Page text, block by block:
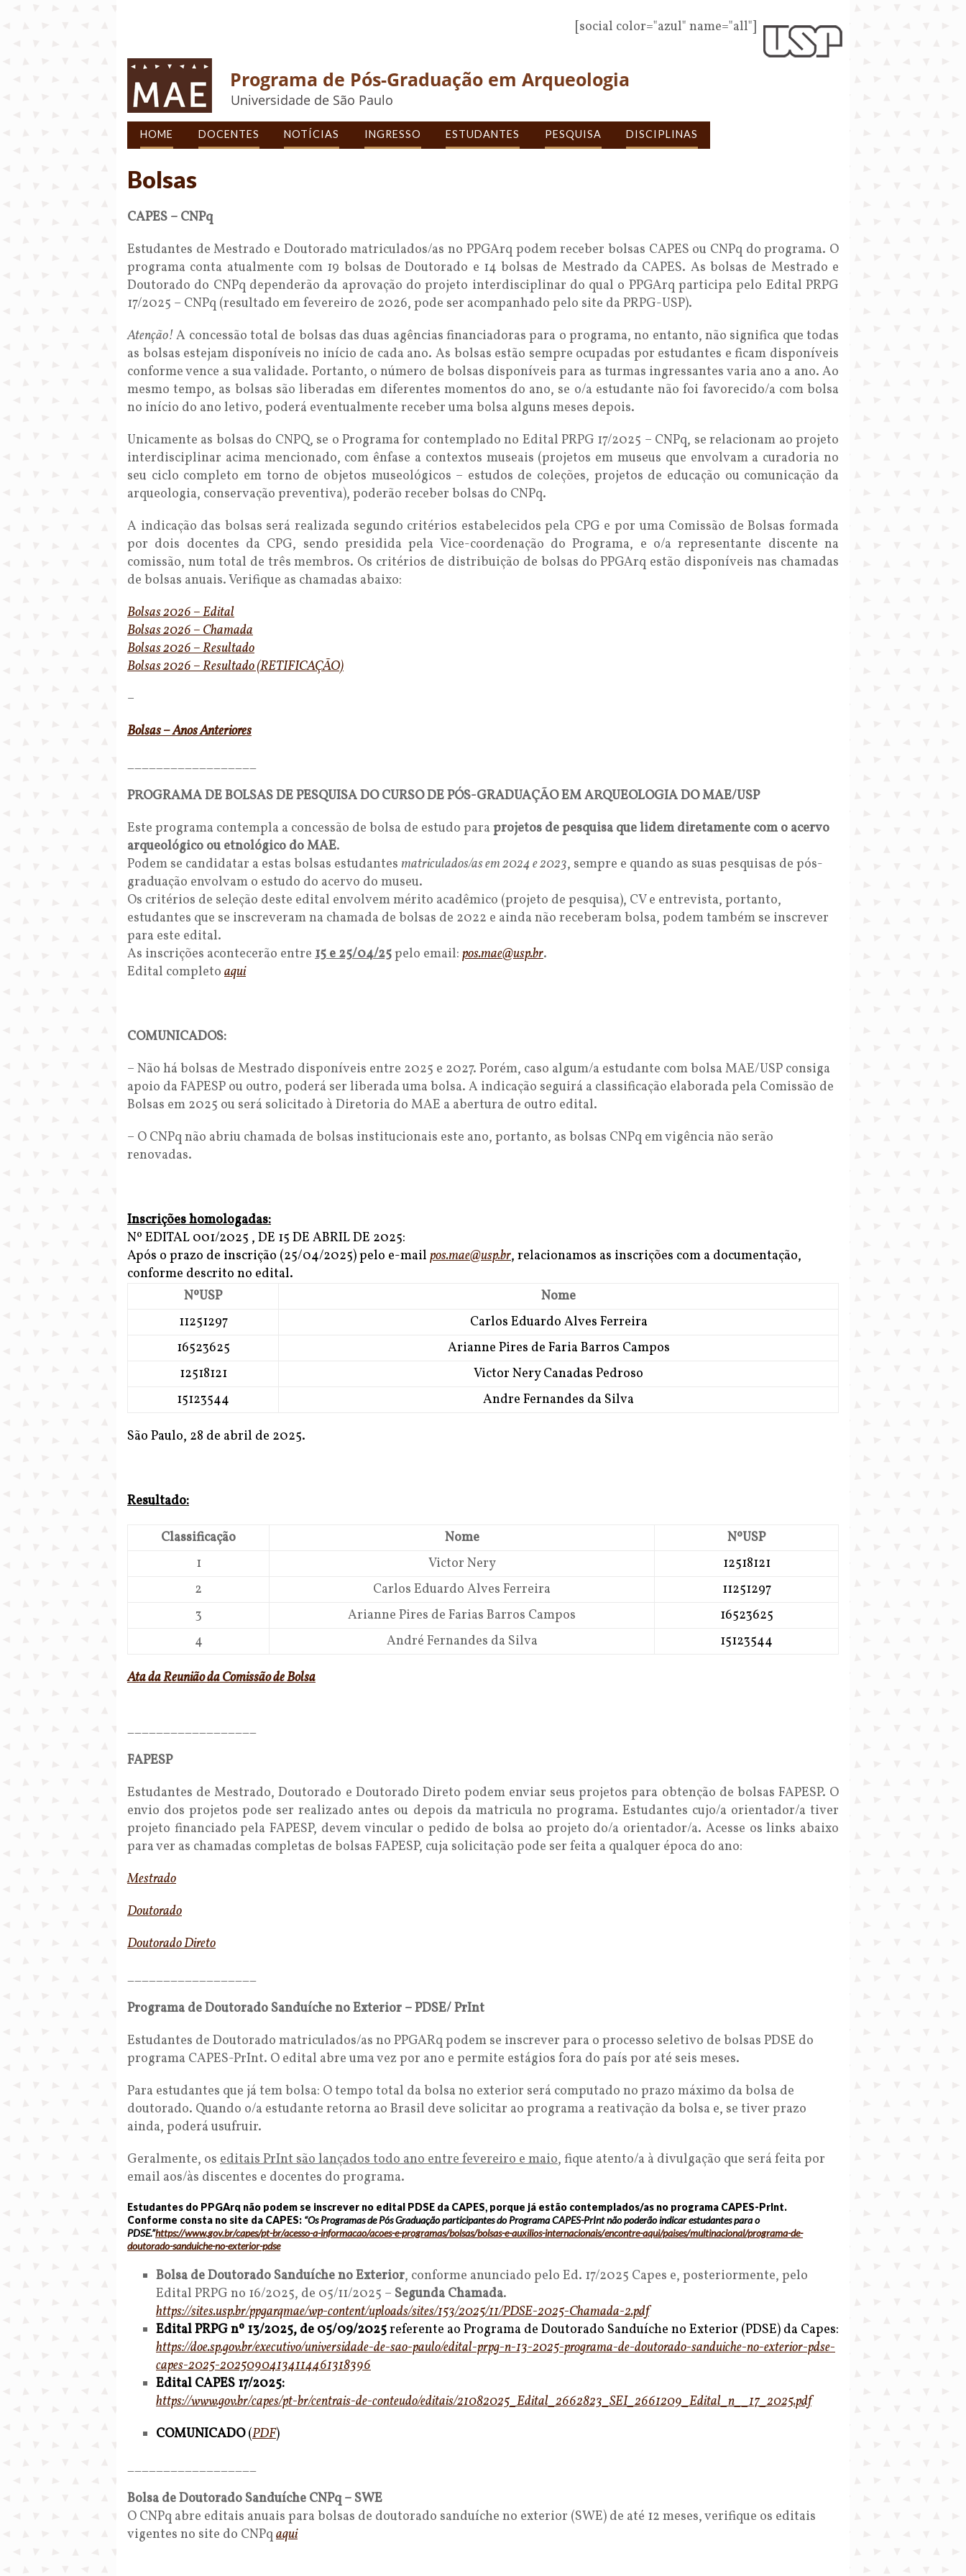
[social color="azul" name="all"]
Programa de Pós-Graduação em Arqueologia
Universidade de São Paulo
HOME DOCENTES NOTÍCIAS INGRESSO ESTUDANTES PESQUISA DISCIPLINAS
Bolsas
CAPES – CNPq
Estudantes de Mestrado e Doutorado matriculados/as no PPGArq podem receber bolsas CAPES ou CNPq do programa. O
programa conta atualmente com 19 bolsas de Doutorado e 14 bolsas de Mestrado da CAPES. As bolsas de Mestrado e
Doutorado do CNPq dependerão da aprovação do projeto interdisciplinar do qual o PPGArq participa pelo Edital PRPG
17/2025 – CNPq (resultado em fevereiro de 2026, pode ser acompanhado pelo site da PRPG-USP).
Atenção!A concessão total de bolsas das duas agências financiadoras para o programa, no entanto, não significa que todas
as bolsas estejam disponíveis no início de cada ano. As bolsas estão sempre ocupadas por estudantes e ficam disponíveis
conforme vence a sua validade. Portanto, o número de bolsas disponíveis para as turmas ingressantes varia ano a ano. Ao
mesmo tempo, as bolsas são liberadas em diferentes momentos do ano, se o/a estudante não foi favorecido/a com bolsa
no início do ano letivo, poderá eventualmente receber uma bolsa alguns meses depois.
Unicamente as bolsas do CNPQ, se o Programa for contemplado no Edital PRPG 17/2025 – CNPq, se relacionam ao projeto
interdisciplinar acima mencionado, com ênfase a contextos museais (projetos em museus que envolvam a curadoria no
seu ciclo completo em torno de objetos museológicos – estudos de coleções, projetos de educação ou comunicação da
arqueologia, conservação preventiva), poderão receber bolsas do CNPq.
A indicação das bolsas será realizada segundo critérios estabelecidos pela CPG e por uma Comissão de Bolsas formada
por dois docentes da CPG, sendo presidida pela Vice-coordenação do Programa, e o/a representante discente na
comissão, num total de três membros. Os critérios de distribuição de bolsas do PPGArq estão disponíveis nas chamadas
de bolsas anuais. Verifique as chamadas abaixo:
Bolsas 2026 – Edital
Bolsas 2026 – Chamada
Bolsas 2026 – Resultado
Bolsas 2026 – Resultado (RETIFICAÇÃO)
–
Bolsas – Anos Anteriores
__________________
PROGRAMA DE BOLSAS DE PESQUISA DO CURSO DE PÓS-GRADUAÇÃO EM ARQUEOLOGIA DO MAE/USP
Este programa contempla a concessão de bolsa de estudo para projetos de pesquisa que lidem diretamente com o acervo
arqueológico ou etnológico do MAE.
Podem se candidatar a estas bolsas estudantes matriculados/as em 2024 e 2023, sempre e quando as suas pesquisas de pós-
graduação envolvam o estudo do acervo do museu.
Os critérios de seleção deste edital envolvem mérito acadêmico (projeto de pesquisa), CV e entrevista, portanto,
estudantes que se inscreveram na chamada de bolsas de 2022 e ainda não receberam bolsa, podem também se inscrever
para este edital.
As inscrições acontecerão entre 15 e 25/04/25pelo email: pos.mae@usp.br.
Edital completo aqui
COMUNICADOS:
– Não há bolsas de Mestrado disponíveis entre 2025 e 2027. Porém, caso algum/a estudante com bolsa MAE/USP consiga
apoio da FAPESP ou outro, poderá ser liberada uma bolsa. A indicação seguirá a classificação elaborada pela Comissão de
Bolsas em 2025 ou será solicitado à Diretoria do MAE a abertura de outro edital.
– O CNPq não abriu chamada de bolsas institucionais este ano, portanto, as bolsas CNPq em vigência não serão
renovadas.
Inscrições homologadas:
Nº EDITAL 001/2025 , DE 15 DE ABRIL DE 2025:
Após o prazo de inscrição (25/04/2025) pelo e-mail pos.mae@usp.br, relacionamos as inscrições com a documentação,
conforme descrito no edital.
NºUSP
Nome
11251297
Carlos Eduardo Alves Ferreira
16523625
Arianne Pires de Faria Barros Campos
12518121
Victor Nery Canadas Pedroso
15123544
Andre Fernandes da Silva
São Paulo, 28 de abril de 2025.
Resultado:
Classificação Nome
NºUSP
1
Victor Nery
12518121
2
Carlos Eduardo Alves Ferreira
11251297
3
Arianne Pires de Farias Barros Campos
16523625
4
André Fernandes da Silva 15123544
Ata da Reunião da Comissão de Bolsa
__________________
FAPESP
Estudantes de Mestrado, Doutorado e Doutorado Direto podem enviar seus projetos para obtenção de bolsas FAPESP. O
envio dos projetos pode ser realizado antes ou depois da matricula no programa. Estudantes cujo/a orientador/a tiver
projeto financiado pela FAPESP, devem vincular o pedido de bolsa ao projeto do/a orientador/a. Acesse os links abaixo
para ver as chamadas completas de bolsas FAPESP, cuja solicitação pode ser feita a qualquer época do ano:
Mestrado
Doutorado
Doutorado Direto
__________________
Programa de Doutorado Sanduíche no Exterior – PDSE/ PrInt
Estudantes de Doutorado matriculados/as no PPGARq podem se inscrever para o processo seletivo de bolsas PDSE do
programa CAPES-PrInt. O edital abre uma vez por ano e permite estágios fora do país por até seis meses.
Para estudantes que já tem bolsa: O tempo total da bolsa no exterior será computado no prazo máximo da bolsa de
doutorado. Quando o/a estudante retorna ao Brasil deve solicitar ao programa a reativação da bolsa e, se tiver prazo
ainda, poderá usufruir.
Geralmente, os editais PrInt são lançados todo ano entre fevereiro e maio, fique atento/a à divulgação que será feita por
email aos/às discentes e docentes do programa.
Estudantes do PPGArq não podem se inscrever no edital PDSE da CAPES, porque já estão contemplados/as no programa CAPES-PrInt.
Conforme consta no site da CAPES: “Os Programas de Pós Graduação participantes do Programa CAPES-PrInt não poderão indicar estudantes para o
PDSE.”https://www.gov.br/capes/pt-br/acesso-a-informacao/acoes-e-programas/bolsas/bolsas-e-auxilios-internacionais/encontre-aqui/paises/multinacional/programa-de-
doutorado-sanduiche-no-exterior-pdse
Bolsa de Doutorado Sanduíche no Exterior, conforme anunciado pelo Ed. 17/2025 Capes e, posteriormente, pelo
Edital PRPG no 16/2025, de 05/11/2025 – Segunda Chamada.
https://sites.usp.br/ppgarqmae/wp-content/uploads/sites/153/2025/11/PDSE-2025-Chamada-2.pdf
Edital PRPG nº 13/2025, de 05/09/2025referente ao Programa de Doutorado Sanduíche no Exterior (PDSE) da Capes:
https://doe.sp.gov.br/executivo/universidade-de-sao-paulo/edital-prpg-n-13-2025-programa-de-doutorado-sanduiche-no-exterior-pdse-
capes-2025-20250904134114461318396
Edital CAPES 17/2025:
https://www.gov.br/capes/pt-br/centrais-de-conteudo/editais/21082025_Edital_2662823_SEI_2661209_Edital_n__17_2025.pdf
COMUNICADO(PDF)
__________________
Bolsa de Doutorado Sanduíche CNPq – SWE
O CNPq abre editais anuais para bolsas de doutorado sanduíche no exterior (SWE) de até 12 meses, verifique os editais
vigentes no site do CNPq aqui